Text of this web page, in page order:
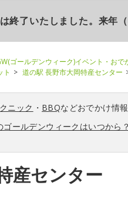
終了いたしました。来年
ゴールデンウィーク)イベント・おで
ト
道の駅 長野市大岡特産センター
ニック ・ BBQなどおでかけ情
ゴールデンウィークはいつから
産センター